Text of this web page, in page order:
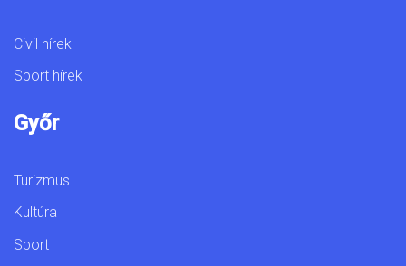
Civil hírek
Sport hírek
Győr
Turizmus
Kultúra
Sport